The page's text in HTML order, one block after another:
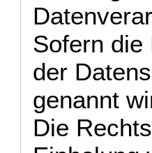
Sofern die
der
genannt
Die